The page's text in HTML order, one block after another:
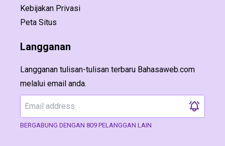
Kebijakan Privasi
Peta Situs
Langganan
Langganan tulisan-tulisan terbaru Bahasaweb.com
melalui email anda.
BERGABUNG DENGAN 809 PELANGGAN LAIN